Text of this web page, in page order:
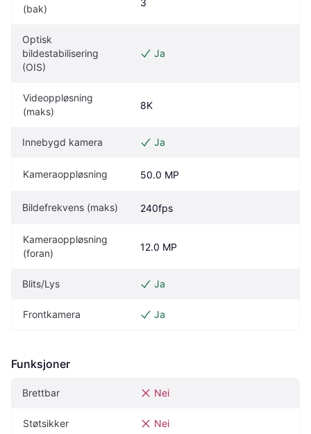
(bak)
Optisk
bildestabilisering
(OIS)
Ja
Videoppløsning
(maks)
8K
Innebygd kamera Ja
Kameraoppløsning 50.0 MP
Bildefrekvens (maks) 240fps
Kameraoppløsning
(foran)
12.0 MP
Blits/Lys Ja
Frontkamera Ja
Funksjoner
Brettbar Nei
Støtsikker Nei